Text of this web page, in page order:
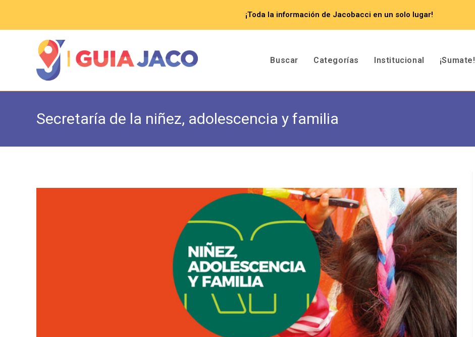
contenido
¡Toda la información de Jacobacci en un solo lugar!
Buscar Categorías Institucional ¡Sumate!
Secretaría de la niñez, adolescencia y familia